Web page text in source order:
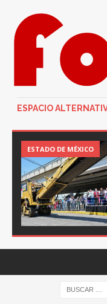
ESPACIO
ESTADO DE MÉXICO